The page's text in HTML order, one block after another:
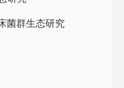
菌群生态研究